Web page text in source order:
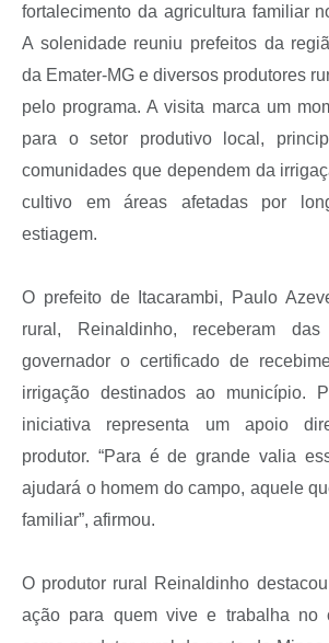
fortalecimento da agricultura familiar
A solenidade reuniu prefeitos da
da Emater-MG e diversos produtores
pelo programa. A visita marca um
para o setor produtivo local,
comunidades que dependem da
cultivo em áreas afetadas por
estiagem.
O prefeito de Itacarambi, Paulo
rural, Reinaldinho, receberam
governador o certificado de
irrigação destinados ao município.
iniciativa representa um apoio
produtor. “Para é de grande valia
ajudará o homem do campo, aquele
familiar”, afirmou.
O produtor rural Reinaldinho
ação para quem vive e trabalha no